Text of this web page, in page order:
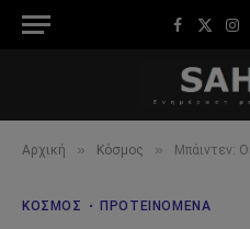
Facebook
X
Αρχική » Κόσμος » Μπάιντεν: Οι ΗΠΑ θα
ΚΌΣΜΟΣ ΠΡΟΤΕΙΝΌΜΕΝΑ